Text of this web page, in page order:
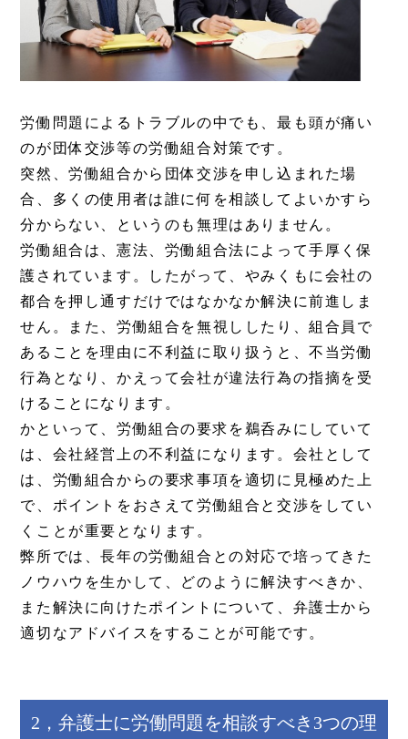
労働問題によるトラブルの中でも、最も頭が痛い
のが団体交渉等の労働組合対策です。
突然、労働組合から団体交渉を申し込まれた場
合、多くの使用者は誰に何を相談してよいかすら
分からない、というのも無理はありません。
労働組合は、憲法、労働組合法によって手厚く保
護されています。したがって、やみくもに会社の
都合を押し通すだけではなかなか解決に前進しま
せん。また、労働組合を無視ししたり、組合員で
あることを理由に不利益に取り扱うと、不当労働
行為となり、かえって会社が違法行為の指摘を受
けることになります。
かといって、労働組合の要求を鵜呑みにしていて
は、会社経営上の不利益になります。会社として
は、労働組合からの要求事項を適切に見極めた上
で、ポイントをおさえて労働組合と交渉をしてい
くことが重要となります。
弊所では、長年の労働組合との対応で培ってきた
ノウハウを生かして、どのように解決すべきか、
また解決に向けたポイントについて、弁護士から
適切なアドバイスをすることが可能です。
2，弁護士に労働問題を相談すべき3つの理